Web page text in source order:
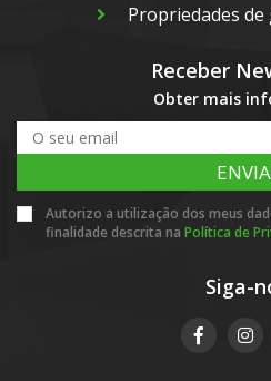
Propriedades
Receber
Obter mais
Autorizo a utilização dos meus
finalidade descrita na Política de
Siga-